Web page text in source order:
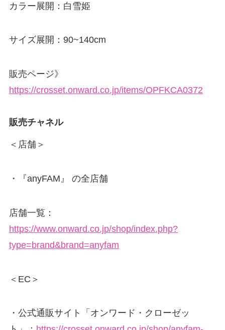
カラー展開：白雪姫
サイズ展開：90~140cm
販売ページ》
https://crosset.onward.co.jp/items/OPFKCA0372
販売チャネル
＜店舗＞
・『anyFAM』 の全店舗
店舗一覧：
https://www.onward.co.jp/shop/index.php?
type=brand&brand=anyfam
＜EC＞
・公式通販サイト「オンワード・クローゼッ